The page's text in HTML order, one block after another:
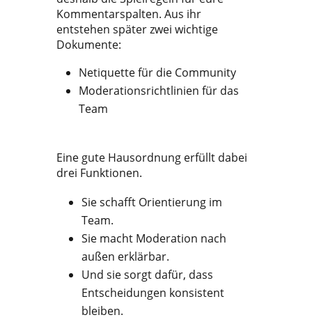
Kommentarspalten. Aus ihr
entstehen später zwei wichtige
Dokumente:
Netiquette für die Community
Moderationsrichtlinien für das
Team
Eine gute Hausordnung erfüllt dabei
drei Funktionen.
Sie schafft Orientierung im
Team.
Sie macht Moderation nach
außen erklärbar.
Und sie sorgt dafür, dass
Entscheidungen konsistent
bleiben.